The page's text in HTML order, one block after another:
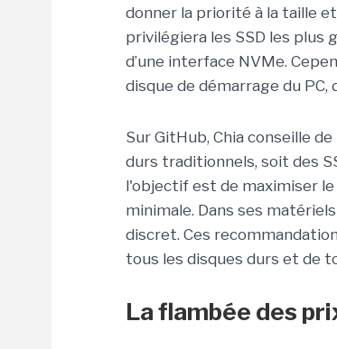
donner la priorité à la taille
privilégiera les SSD les plus
d’une interface NVMe.
disque de démarrage du
Sur GitHub, Chia conseille
durs traditionnels, soit des
l'objectif est de maximiser
minimale. Dans ses
discret. Ces
tous les disques durs et de
La flambée des